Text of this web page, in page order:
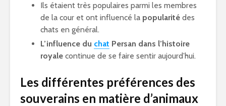
Ils étaient très populaires parmi les membres
de la cour et ont influencé la popularité des
chats en général.
L’influence du chat Persan dans l’histoire
royale continue de se faire sentir aujourd’hui.
Les différentes préférences des
souverains en matière d’animaux